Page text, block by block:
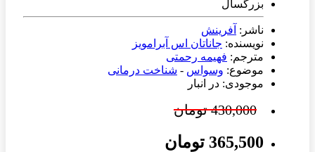
بزرگسال
ناشر: آفرینش
نویسنده: جاناتان اس آبرامویز
مترجم: فهیمه رحمتی
موضوع: وسواس - شناخت درمانی
موجودی: در انبار
430,000 تومان
365,500 تومان